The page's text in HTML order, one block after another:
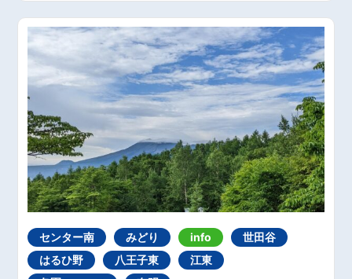
センター南 みどり info
世田谷
はるひ野
八王子東
江東